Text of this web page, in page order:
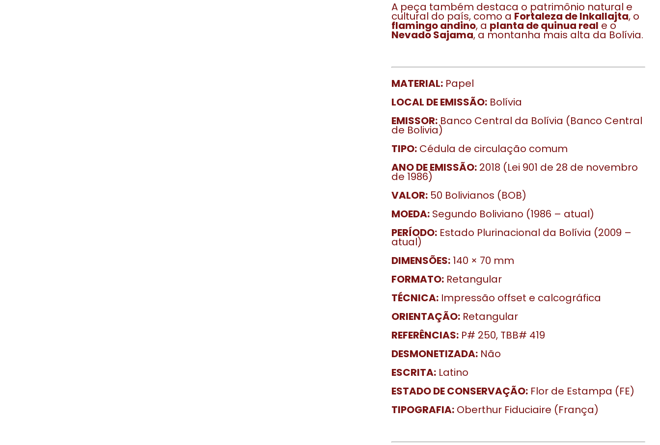
A peça também destaca o patrimônio natural e
cultural do país, como a Fortaleza de Inkallajta, o
flamingo andino, a planta de quinua real e o
Nevado Sajama, a montanha mais alta da Bolívia.
MATERIAL:Papel
LOCAL DE EMISSÃO:Bolívia
EMISSOR:Banco Central da Bolívia (Banco Central
de Bolivia)
TIPO:Cédula de circulação comum
ANO DE EMISSÃO:2018 (Lei 901 de 28 de novembro
de 1986)
VALOR:50 Bolivianos (BOB)
MOEDA:Segundo Boliviano (1986 – atual)
PERÍODO:Estado Plurinacional da Bolívia (2009 –
atual)
DIMENSÕES:140 × 70 mm
FORMATO:Retangular
TÉCNICA:Impressão offset e calcográfica
ORIENTAÇÃO:Retangular
REFERÊNCIAS:P# 250, TBB# 419
DESMONETIZADA:Não
ESCRITA:Latino
ESTADO DE CONSERVAÇÃO:Flor de Estampa (FE)
TIPOGRAFIA:Oberthur Fiduciaire (França)